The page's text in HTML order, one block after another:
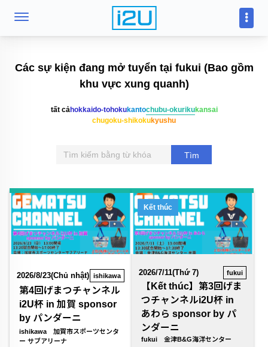
Các sự kiện đang mở tuyển tại fukui (Bao gồm
khu vực xung quanh)
tất cảhokkaido-tohokukantochubu-okurikukansai
chugoku-shikokukyushu
Tìm
2026/8/23(Chủ nhật) ishikawa
第4回げまつチャンネル
i2U杯 in 加賀 sponsor
by パンダーニ
ishikawa 加賀市スポーツセンタ
ー サブアリーナ
Kết thúc
2026/7/11(Thứ 7) fukui
【Kết thúc】第3回げま
つチャンネルi2U杯 in
あわら sponsor by パ
ンダーニ
fukui 金津B&G海洋センター